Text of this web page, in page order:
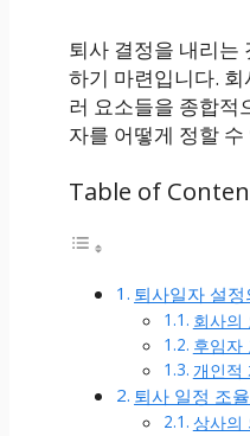
퇴사 결정을 내리는
하기 마련입니다.
러 요소들을 종합적
자를 어떻게 정할
Table of
퇴사일자 설정
회사의
후임자
개인적
퇴사 일정 조
상사의